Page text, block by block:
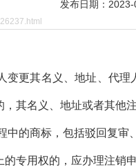
发布日期：
其名义、地址、代理
其名义、地址或者其他
的商标，包括驳回复审
专用权的，应办理注销申